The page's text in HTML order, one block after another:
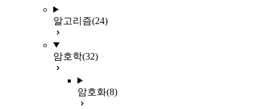
알고리즘(24)
암호학(32)
암호화(8)